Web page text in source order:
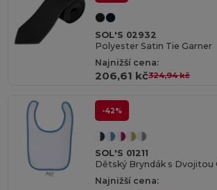
SOL'S 02932
Polyester Satin Tie Garner
Najnižší cena:
206,61 kč324,94 kč
-42%
SOL'S 01211
Najnižší cena: